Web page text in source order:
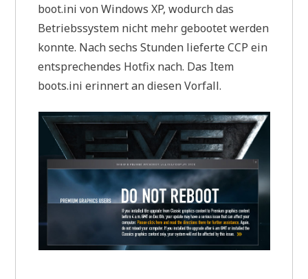
boot.ini von Windows XP, wodurch das
Betriebssystem nicht mehr gebootet werden
konnte. Nach sechs Stunden lieferte CCP ein
entsprechendes Hotfix nach. Das Item
boots.ini erinnert an diesen Vorfall.